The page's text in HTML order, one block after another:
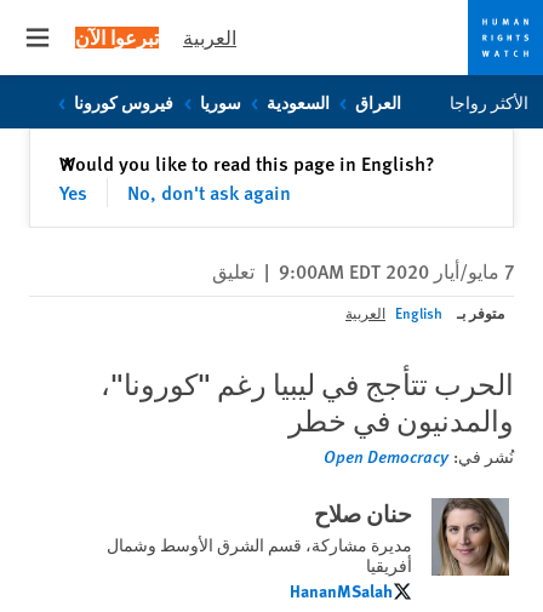
Skip
to
Skip
to
العربية تبرعوا الآن
الأكثر رواجا العراق السعودية سوريا فيروس كورونا
Would you like to read this page in English?
Yes
No, don't ask again
✕إغلاق
7 مايو/أيار 2020 9:00AM EDT | تعليق
متوفر بـ English العربية
الحرب تتأجج في ليبيا رغم "كورونا"،
والمدنيون في خطر
نُشر في: Open Democracy
حنان صلاح
مديرة مشاركة، قسم الشرق الأوسط وشمال
أفريقيا
HananMSalah
HananMSalah